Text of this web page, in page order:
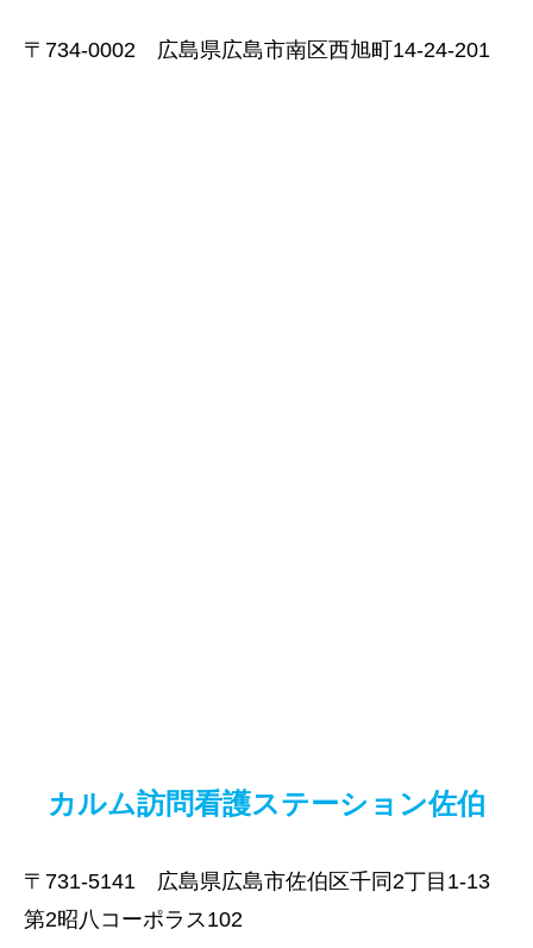
〒734-0002 広島県広島市南区西旭町14-24-201
カルム訪問看護ステーション佐伯
〒731-5141 広島県広島市佐伯区千同2丁目1-13
第2昭八コーポラス102